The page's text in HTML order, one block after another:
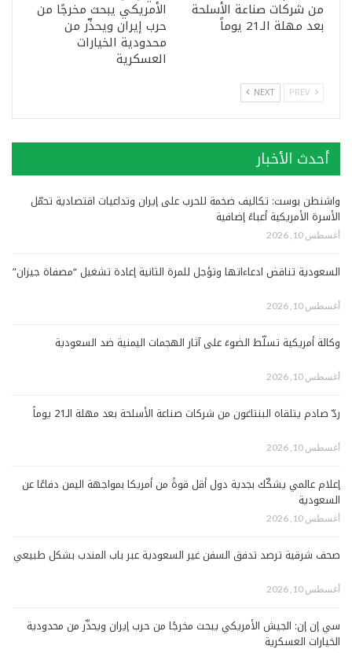
من شركات صناعة الأسلحة
بعد مهلة الـ21 يوماً
الأمريكي يبحث مخرجًا من
حرب إيران ويحذّر من
محدودية الخيارات
العسكرية
NEXT
أحدث الأخبار
واشنطن بوست: تكاليف ضخمة للحرب على إيران وتداعيات اقتصادية تحمّل
الأسرة الأمريكية أعباءً إضافية
أغسطس 10, 2026
السعودية تناقض ادعاءاتها وتؤجل للمرة الثانية إعادة تشغيل “مصفاة جيزان”
أغسطس 10, 2026
وكالة أمريكية تسلّط الضوءَ على آثار الهجمات اليمنية ضد السعودية
أغسطس 10, 2026
ردّ صادم يتلقاه البنتاغون من شركات صناعة الأسلحة بعد مهلة الـ21 يوماً
أغسطس 10, 2026
إعلام عالمي يشكّك بجدية دول أقل قوةً من أمريكا بمواجهة اليمن دفاعًا عن
السعودية
أغسطس 10, 2026
صحف شرقية ترصد تدفق السفن غير السعودية عبر باب المندب بشكل طبيعي
أغسطس 10, 2026
سي إن إن: الجيش الأمريكي يبحث مخرجًا من حرب إيران ويحذّر من محدودية
الخيارات العسكرية